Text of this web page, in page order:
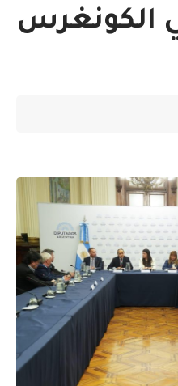
الكونغرس